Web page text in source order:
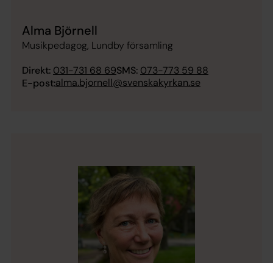
Alma Björnell
Musikpedagog, Lundby församling
Direkt: 031-731 68 69SMS: 073-773 59 88
E-post:alma.bjornell@svenskakyrkan.se